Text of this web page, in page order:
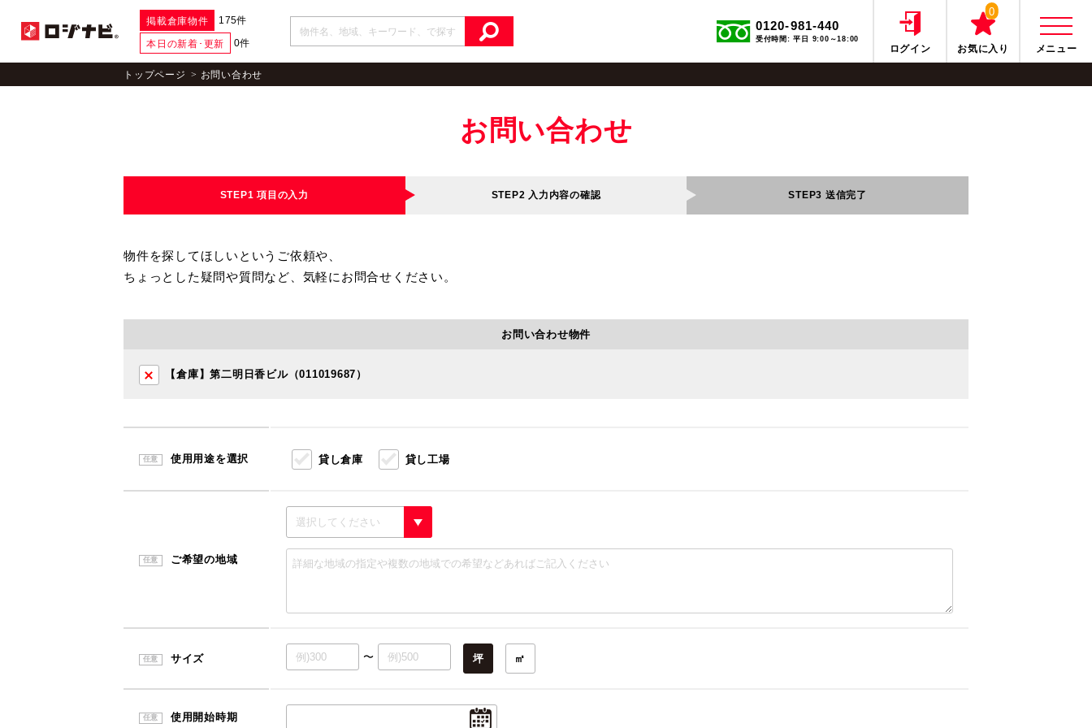
掲載倉庫物件 175件
本日の新着･更新 0件
0120-981-440
受付時間: 平日 9:00～18:00
ログイン
0
お気に入り メニュー
トップページ お問い合わせ
お問い合わせ
STEP1 項目の入力 STEP2 入力内容の確認 STEP3 送信完了
物件を探してほしいというご依頼や、
ちょっとした疑問や質問など、気軽にお問合せください。
お問い合わせ物件
【倉庫】第二明日香ビル（011019687）
任意 使用用途を選択 貸し倉庫 貸し工場
任意 ご希望の地域
任意 サイズ 〜 坪 ㎡
任意 使用開始時期